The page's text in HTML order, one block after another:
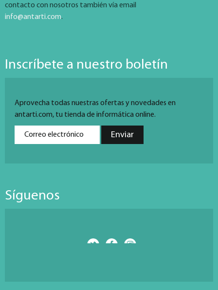
contacto con nosotros también vía email
info@antarti.com.
Inscríbete a nuestro boletín
Aprovecha todas nuestras ofertas y novedades en
antarti.com, tu tienda de informática online.
Síguenos